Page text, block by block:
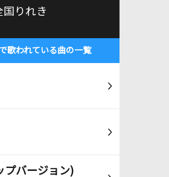
国りれき
歌われている曲の一覧
プバージョン)